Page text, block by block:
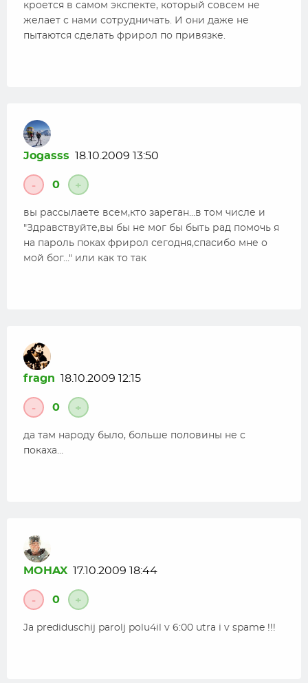
кроется в самом экспекте, который совсем не
желает с нами сотрудничать. И они даже не
пытаются сделать фрирол по привязке.
Jogasss 18.10.2009 13:50
- 0 +
вы рассылаете всем,кто зареган…в том числе и
"Здравствуйте,вы бы не мог бы быть рад помочь я
на пароль поках фрирол сегодня,спасибо мне о
мой бог…" или как то так
fragn 18.10.2009 12:15
- 0 +
да там народу было, больше половины не с
покаха…
MOHAX 17.10.2009 18:44
- 0 +
Ja prediduschij parolj polu4il v 6:00 utra i v spame !!!